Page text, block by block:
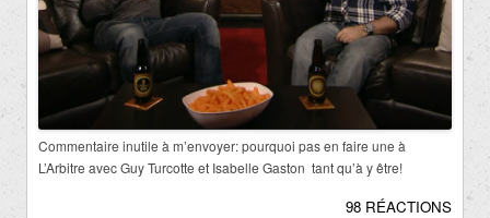
Commentaire inutile à m’envoyer: pourquoi pas en faire une à
L’Arbitre avec Guy Turcotte et Isabelle Gaston tant qu’à y être!
98 RÉACTIONS